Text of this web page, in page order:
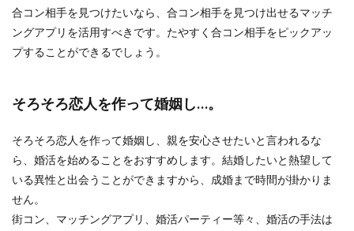
合コン相手を見つけたいなら、合コン相手を見つけ出せるマッチ
ングアプリを活用すべきです。たやすく合コン相手をピックアッ
プすることができるでしょう。
そろそろ恋人を作って婚姻し…。
そろそろ恋人を作って婚姻し、親を安心させたいと言われるな
ら、婚活を始めることをおすすめします。結婚したいと熱望して
いる異性と出会うことができますから、成婚まで時間が掛かりま
せん。
街コン、マッチングアプリ、婚活パーティー等々、婚活の手法は